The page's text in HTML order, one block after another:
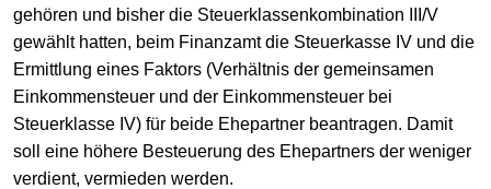
gehören und bisher die Steuerklassenkombination III/V
gewählt hatten, beim Finanzamt die Steuerkasse IV und die
Ermittlung eines Faktors (Verhältnis der gemeinsamen
Einkommensteuer und der Einkommensteuer bei
Steuerklasse IV) für beide Ehepartner beantragen. Damit
soll eine höhere Besteuerung des Ehepartners der weniger
verdient, vermieden werden.